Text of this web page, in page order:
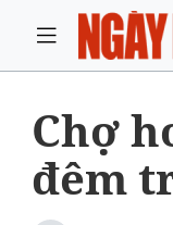
Chợ
đêm